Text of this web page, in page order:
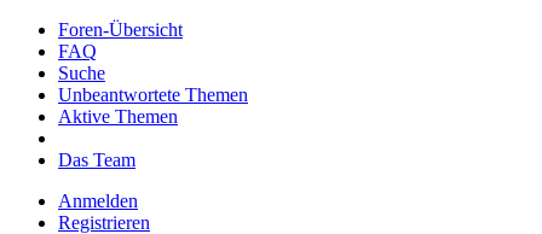
Foren-Übersicht
FAQ
Suche
Unbeantwortete Themen
Aktive Themen
Das Team
Anmelden
Registrieren